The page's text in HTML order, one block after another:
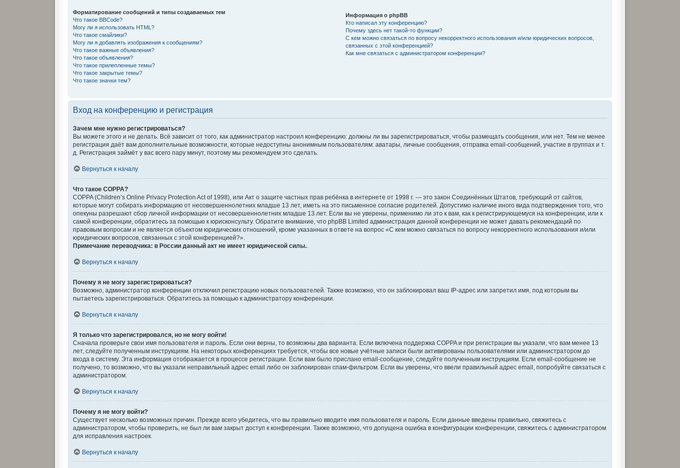
Форматирование сообщений и типы создаваемых тем
Что такое BBCode?
Могу ли я использовать HTML?
Что такое смайлики?
Могу ли я добавлять изображения к сообщениям?
Что такое важные объявления?
Что такое объявления?
Что такое прилепленные темы?
Что такое закрытые темы?
Что такое значки тем?
Информация о phpBB
Кто написал эту конференцию?
Почему здесь нет такой-то функции?
С кем можно связаться по вопросу некорректного использования и/или юридических вопросов,
связанных с этой конференцией?
Как мне связаться с администратором конференции?
Вход на конференцию и регистрация
Зачем мне нужно регистрироваться?
Вы можете этого и не делать. Всё зависит от того, как администратор настроил конференцию: должны ли вы зарегистрироваться, чтобы размещать сообщения, или нет. Тем не менее
регистрация даёт вам дополнительные возможности, которые недоступны анонимным пользователям: аватары, личные сообщения, отправка email-сообщений, участие в группах и т.
д. Регистрация займёт у вас всего пару минут, поэтому мы рекомендуем это сделать.
Вернуться к началу
Что такое COPPA?
COPPA (Children’s Online Privacy Protection Act of 1998), или Акт о защите частных прав ребёнка в интернете от 1998 г. — это закон Соединённых Штатов, требующий от сайтов,
которые могут собирать информацию от несовершеннолетних младше 13 лет, иметь на это письменное согласие родителей. Допустимо наличие иного вида подтверждения того, что
опекуны разрешают сбор личной информации от несовершеннолетних младше 13 лет. Если вы не уверены, применимо ли это к вам, как к регистрирующемуся на конференции, или к
самой конференции, обратитесь за помощью к юрисконсульту. Обратите внимание, что phpBB Limited администрация данной конференции не может давать рекомендаций по
правовым вопросам и не является объектом юридических отношений, кроме указанных в ответе на вопрос «С кем можно связаться по вопросу некорректного использования и/или
юридических вопросов, связанных с этой конференцией?».
Примечание переводчика: в России данный акт не имеет юридической силы.
Вернуться к началу
Почему я не могу зарегистрироваться?
Возможно, администратор конференции отключил регистрацию новых пользователей. Также возможно, что он заблокировал ваш IP-адрес или запретил имя, под которым вы
пытаетесь зарегистрироваться. Обратитесь за помощью к администратору конференции.
Вернуться к началу
Я только что зарегистрировался, но не могу войти!
Сначала проверьте свои имя пользователя и пароль. Если они верны, то возможны два варианта. Если включена поддержка COPPA и при регистрации вы указали, что вам менее 13
лет, следуйте полученным инструкциям. На некоторых конференциях требуется, чтобы все новые учётные записи были активированы пользователями или администратором до
входа в систему. Эта информация отображается в процессе регистрации. Если вам было прислано email-сообщение, следуйте полученным инструкциям. Если email-сообщение не
получено, то возможно, что вы указали неправильный адрес email либо он заблокирован спам-фильтром. Если вы уверены, что ввели правильный адрес email, попробуйте связаться с
администратором.
Вернуться к началу
Почему я не могу войти?
Существует несколько возможных причин. Прежде всего убедитесь, что вы правильно вводите имя пользователя и пароль. Если данные введены правильно, свяжитесь с
администратором, чтобы проверить, не был ли вам закрыт доступ к конференции. Также возможно, что допущена ошибка в конфигурации конференции, свяжитесь с администратором
для исправления настроек.
Вернуться к началу